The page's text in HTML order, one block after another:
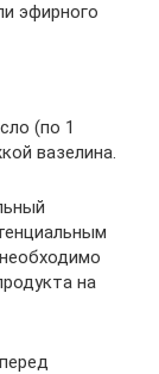
эфирного
(по 1
вазелина.
на